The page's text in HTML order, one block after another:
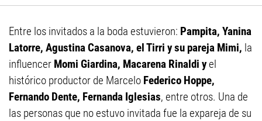
Entre los invitados a la boda estuvieron: Pampita, Yanina
Latorre, Agustina Casanova, el Tirri y su pareja Mimi, la
influencer Momi Giardina, Macarena Rinaldi yel
histórico productor de Marcelo Federico Hoppe,
Fernando Dente, Fernanda Iglesias, entre otros. Una de
las personas que no estuvo invitada fue la expareja de su